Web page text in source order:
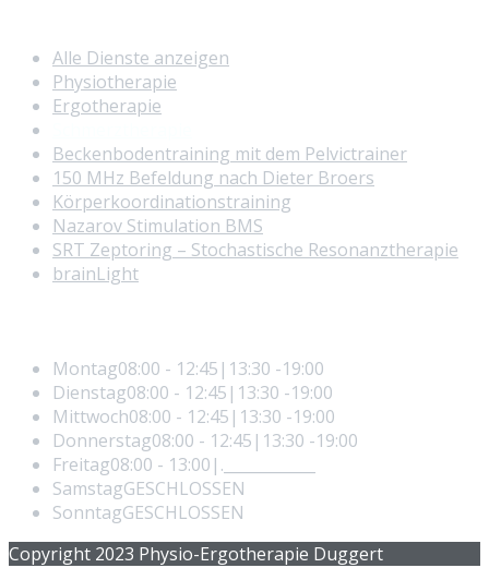
Alle Dienste anzeigen
Physiotherapie
Ergotherapie
Beckenbodentraining mit dem Pelvictrainer
150 MHz Befeldung nach Dieter Broers
Körperkoordinationstraining
Nazarov Stimulation BMS
SRT Zeptoring – Stochastische Resonanztherapie
brainLight
Montag08:00 - 12:45|13:30 -19:00
Dienstag08:00 - 12:45|13:30 -19:00
Mittwoch08:00 - 12:45|13:30 -19:00
Donnerstag08:00 - 12:45|13:30 -19:00
Freitag08:00 - 13:00|.____________
SamstagGESCHLOSSEN
SonntagGESCHLOSSEN
Copyright 2023 Physio-Ergotherapie Duggert